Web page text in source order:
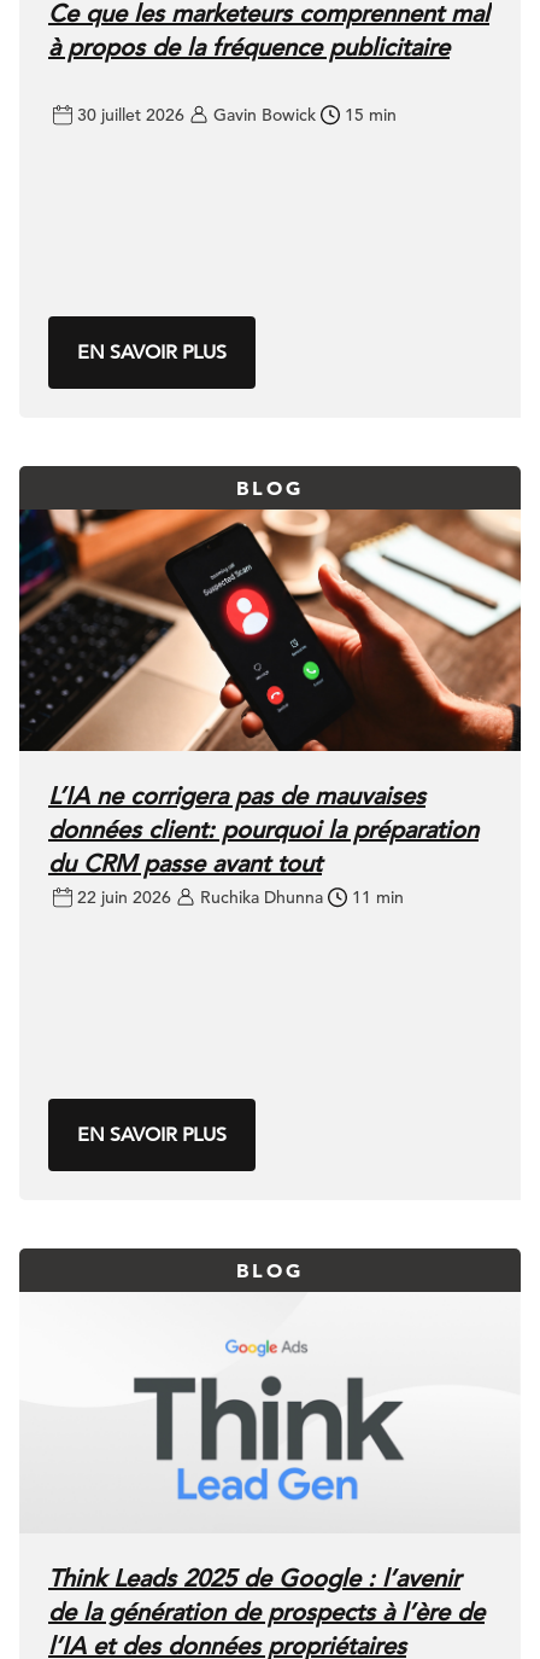
Ce que les marketeurs comprennent mal
à propos de la fréquence publicitaire
30 juillet 2026 Gavin Bowick 15 min
EN SAVOIR PLUS
BLOG
L’IA ne corrigera pas de mauvaises
données client: pourquoi la préparation
du CRM passe avant tout
22 juin 2026 Ruchika Dhunna 11 min
EN SAVOIR PLUS
BLOG
Think Leads 2025 de Google : l’avenir
de la génération de prospects à l’ère de
l’IA et des données propriétaires